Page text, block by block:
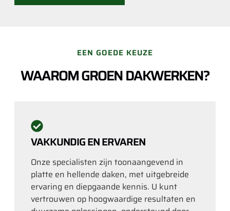
EEN GOEDE KEUZE
WAAROM GROEN DAKWERKEN?
VAKKUNDIG EN ERVAREN
Onze specialisten zijn toonaangevend in
platte en hellende daken, met uitgebreide
ervaring en diepgaande kennis. U kunt
vertrouwen op hoogwaardige resultaten en